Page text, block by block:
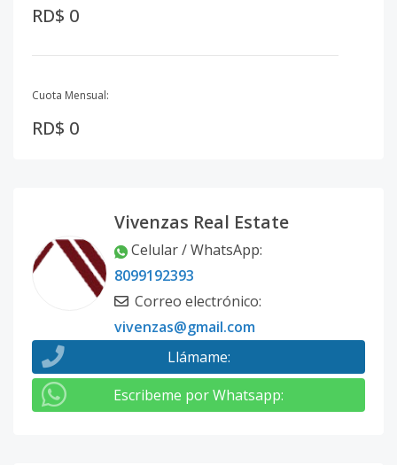
RD$ 0
Cuota Mensual:
RD$ 0
Vivenzas Real Estate
Celular / WhatsApp:
8099192393
Correo electrónico:
vivenzas@gmail.com
Llámame:
Escribeme por Whatsapp: